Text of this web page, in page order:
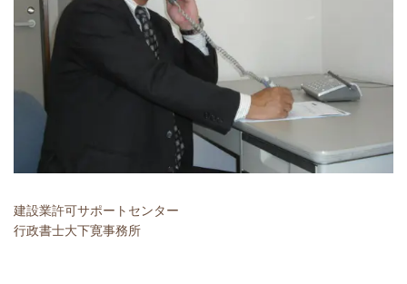
建設業許可サポートセンター
行政書士大下寛事務所